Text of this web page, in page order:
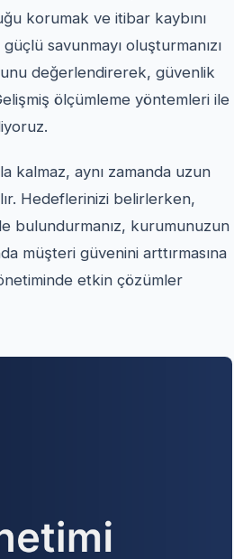
korumak ve itibar kaybını
savunmayı oluşturmanızı
değerlendirerek, güvenlik
ölçümleme yöntemleri ile
kalmaz, aynı zamanda uzun
Hedeflerinizi belirlerken,
bulundurmanız, kurumunuzun
müşteri güvenini arttırmasına
etkin çözümler